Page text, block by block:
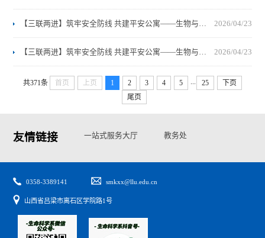
2026/04/23
2026/04/23
共371条 首页 上页 1 2 3 4 5 ... 25
下页
尾页
友情链接 一站式服务大厅
教务处
0358-3389141 smkxx@llu.edu.cn
山西省吕梁市离石区学院路1号